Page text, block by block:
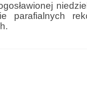
parafialnych